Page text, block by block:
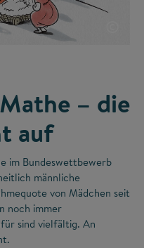
– die
auf
im Bundeswettbewerb
männliche
von Mädchen seit
noch immer
sind vielfältig. An